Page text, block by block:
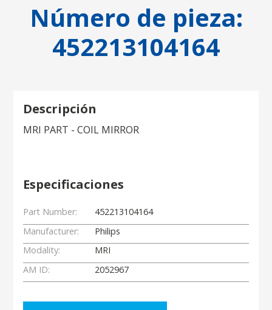
Número de pieza:
452213104164
Descripción
MRI PART - COIL MIRROR
Especificaciones
Part Number:
452213104164
Manufacturer:
Philips
Modality:
MRI
AM ID:
2052967